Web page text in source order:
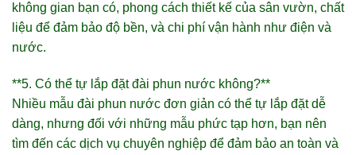
không gian bạn có, phong cách thiết kế của sân vườn, chất
liệu để đảm bảo độ bền, và chi phí vận hành như điện và
nước.
**5. Có thể tự lắp đặt đài phun nước không?**
Nhiều mẫu đài phun nước đơn giản có thể tự lắp đặt dễ
dàng, nhưng đối với những mẫu phức tạp hơn, bạn nên
tìm đến các dịch vụ chuyên nghiệp để đảm bảo an toàn và